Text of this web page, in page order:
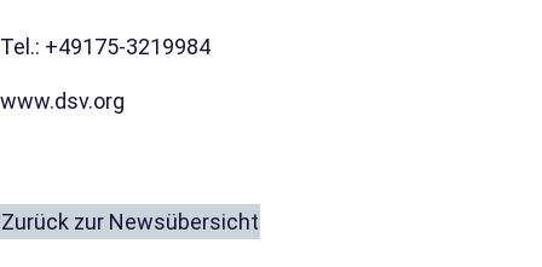
Tel.: +49175-3219984
www.dsv.org
Zurück zur Newsübersicht